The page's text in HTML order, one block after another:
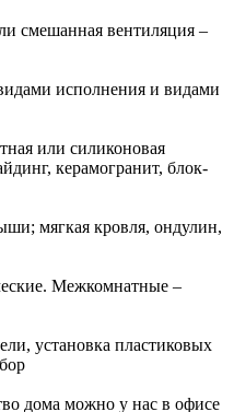
смешанная вентиляция –
исполнения и видами
или силиконовая
керамогранит, блок-
мягкая кровля, ондулин,
Межкомнатные –
установка пластиковых
дома можно у нас в офисе